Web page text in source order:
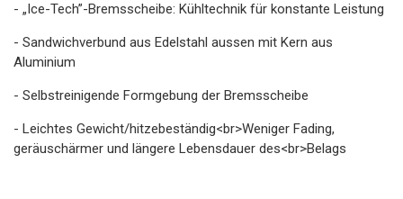
- „Ice-Tech”-Bremsscheibe: Kühltechnik für konstante Leistung
- Sandwichverbund aus Edelstahl aussen mit Kern aus
Aluminium
- Selbstreinigende Formgebung der Bremsscheibe
- Leichtes Gewicht/hitzebeständig<br>Weniger Fading,
geräuschärmer und längere Lebensdauer des<br>Belags